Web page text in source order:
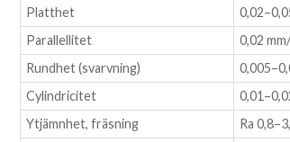
Platthet
Parallellitet
0,02
Rundhet (svarvning)
Cylindricitet
Ytjämnhet, fräsning
Ra